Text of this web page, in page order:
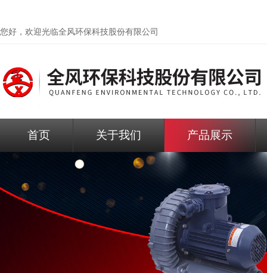
您好，欢迎光临全风环保科技股份有限公司
首页 关于我们 产品展示